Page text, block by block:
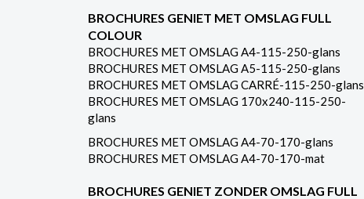
BROCHURES GENIET MET OMSLAG FULL
COLOUR
BROCHURES MET OMSLAG A4-115-250-glans
BROCHURES MET OMSLAG A5-115-250-glans
BROCHURES MET OMSLAG CARRÉ-115-250-glans
BROCHURES MET OMSLAG 170x240-115-250-
glans
BROCHURES MET OMSLAG A4-70-170-glans
BROCHURES MET OMSLAG A4-70-170-mat
BROCHURES GENIET ZONDER OMSLAG FULL